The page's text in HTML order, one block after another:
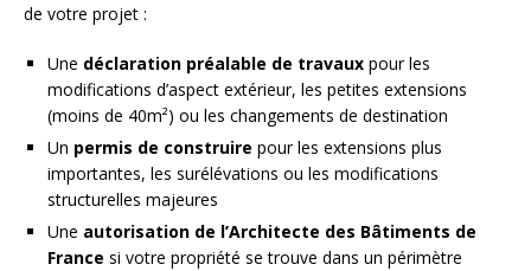
de votre projet :
Une déclaration préalable de travaux pour les
modifications d’aspect extérieur, les petites extensions
(moins de 40m²) ou les changements de destination
Un permis de construire pour les extensions plus
importantes, les surélévations ou les modifications
structurelles majeures
Une autorisation de l’Architecte des Bâtiments de
France si votre propriété se trouve dans un périmètre